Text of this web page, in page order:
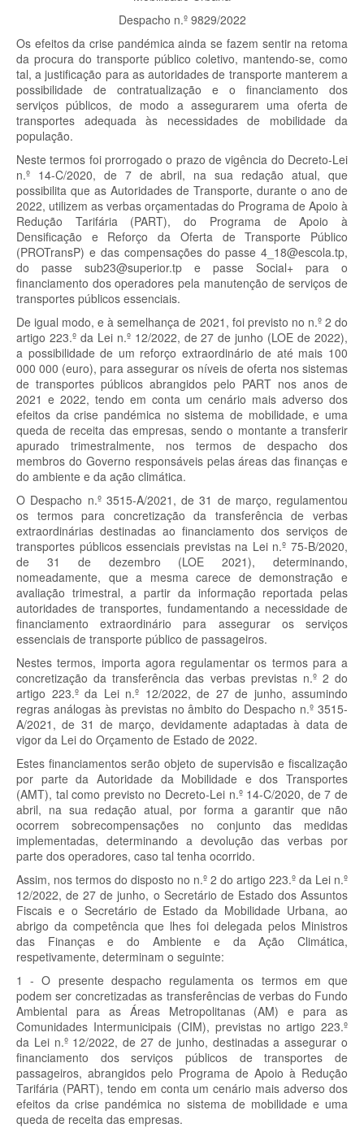
Despacho n.º 9829/2022
Os efeitos da crise pandémica ainda se fazem sentir na retoma
da procura do transporte público coletivo, mantendo-se, como
tal, a justificação para as autoridades de transporte manterem a
possibilidade de contratualização e o financiamento dos
serviços públicos, de modo a assegurarem uma oferta de
transportes adequada às necessidades de mobilidade da
população.
Neste termos foi prorrogado o prazo de vigência do Decreto-Lei
n.º 14-C/2020, de 7 de abril, na sua redação atual, que
possibilita que as Autoridades de Transporte, durante o ano de
2022, utilizem as verbas orçamentadas do Programa de Apoio à
Redução Tarifária (PART), do Programa de Apoio à
Densificação e Reforço da Oferta de Transporte Público
(PROTransP) e das compensações do passe 4_18@escola.tp,
do passe sub23@superior.tp e passe Social+ para o
financiamento dos operadores pela manutenção de serviços de
transportes públicos essenciais.
De igual modo, e à semelhança de 2021, foi previsto no n.º 2 do
artigo 223.º da Lei n.º 12/2022, de 27 de junho (LOE de 2022),
a possibilidade de um reforço extraordinário de até mais 100
000 000 (euro), para assegurar os níveis de oferta nos sistemas
de transportes públicos abrangidos pelo PART nos anos de
2021 e 2022, tendo em conta um cenário mais adverso dos
efeitos da crise pandémica no sistema de mobilidade, e uma
queda de receita das empresas, sendo o montante a transferir
apurado trimestralmente, nos termos de despacho dos
membros do Governo responsáveis pelas áreas das finanças e
do ambiente e da ação climática.
O Despacho n.º 3515-A/2021, de 31 de março, regulamentou
os termos para concretização da transferência de verbas
extraordinárias destinadas ao financiamento dos serviços de
transportes públicos essenciais previstas na Lei n.º 75-B/2020,
de 31 de dezembro (LOE 2021), determinando,
nomeadamente, que a mesma carece de demonstração e
avaliação trimestral, a partir da informação reportada pelas
autoridades de transportes, fundamentando a necessidade de
financiamento extraordinário para assegurar os serviços
essenciais de transporte público de passageiros.
Nestes termos, importa agora regulamentar os termos para a
concretização da transferência das verbas previstas n.º 2 do
artigo 223.º da Lei n.º 12/2022, de 27 de junho, assumindo
regras análogas às previstas no âmbito do Despacho n.º 3515-
A/2021, de 31 de março, devidamente adaptadas à data de
vigor da Lei do Orçamento de Estado de 2022.
Estes financiamentos serão objeto de supervisão e fiscalização
por parte da Autoridade da Mobilidade e dos Transportes
(AMT), tal como previsto no Decreto-Lei n.º 14-C/2020, de 7 de
abril, na sua redação atual, por forma a garantir que não
ocorrem sobrecompensações no conjunto das medidas
implementadas, determinando a devolução das verbas por
parte dos operadores, caso tal tenha ocorrido.
Assim, nos termos do disposto no n.º 2 do artigo 223.º da Lei n.º
12/2022, de 27 de junho, o Secretário de Estado dos Assuntos
Fiscais e o Secretário de Estado da Mobilidade Urbana, ao
abrigo da competência que lhes foi delegada pelos Ministros
das Finanças e do Ambiente e da Ação Climática,
respetivamente, determinam o seguinte:
1 - O presente despacho regulamenta os termos em que
podem ser concretizadas as transferências de verbas do Fundo
Ambiental para as Áreas Metropolitanas (AM) e para as
Comunidades Intermunicipais (CIM), previstas no artigo 223.º
da Lei n.º 12/2022, de 27 de junho, destinadas a assegurar o
financiamento dos serviços públicos de transportes de
passageiros, abrangidos pelo Programa de Apoio à Redução
Tarifária (PART), tendo em conta um cenário mais adverso dos
efeitos da crise pandémica no sistema de mobilidade e uma
queda de receita das empresas.